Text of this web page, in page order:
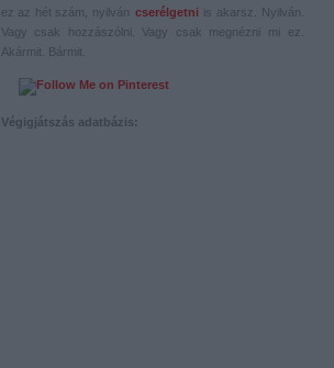
ez az hét szám, nyilván
cserélgetni
is akarsz. Nyilván.
Vagy csak hozzászólni. Vagy csak megnézni mi ez.
Akármit. Bármit.
Végigjátszás adatbázis: